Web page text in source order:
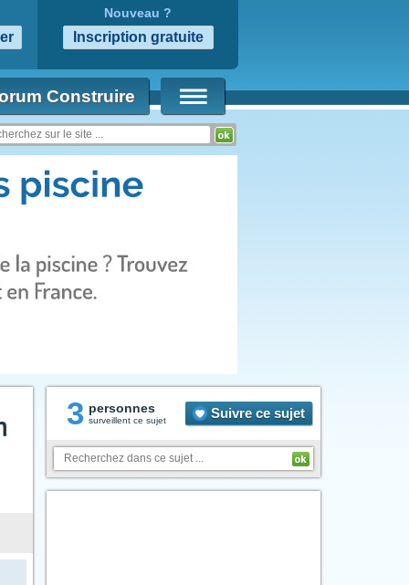
Nouveau ?
Construire
3 personnes
surveillent ce sujet Suivre ce sujet